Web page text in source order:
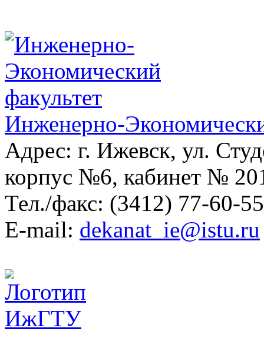
Инженерно-
Адрес: г. Ижевск, ул.
корпус №6, кабинет №
Тел./факс: (3412) 77-60-
E-mail: dekanat_ie@istu.ru